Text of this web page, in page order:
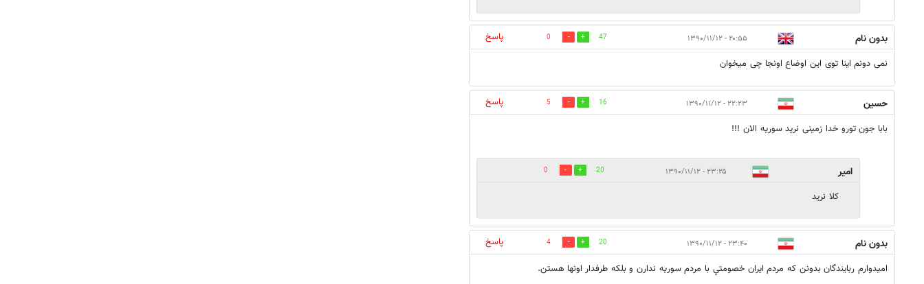
بدون نام ۲۰:۵۵ - ۱۳۹۰/۱۱/۱۲ 47
0
پاسخ
نمی دونم اینا توی این اوضاع اونجا چی میخوان
حسین ۲۲:۲۳ - ۱۳۹۰/۱۱/۱۲ 16
5
پاسخ
بابا جون تورو خدا زمینی نرید سوریه الان !!!
امیر ۲۳:۲۵ - ۱۳۹۰/۱۱/۱۲ 20
0
کلا نرید
بدون نام ۲۳:۴۰ - ۱۳۹۰/۱۱/۱۲ 20
4
پاسخ
اميدوارم ربايندگان بدونن كه مردم ايران خصومتي با مردم سوريه ندارن و بلكه طرفدار اونها هستن.